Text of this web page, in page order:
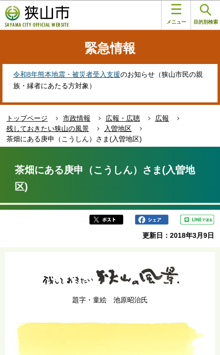
の
ペ
す
メニュー 目的別検索
緊急情報
令和8年熊本地震・被災者受入支援のお知らせ（狭山市民の親
族・縁者にあたる方対象）
トップページ 市政情報 広報・広聴
広報
残しておきたい狭山の風景
入曽地区
茶畑にある庚申（こうしん）さま(入曽地区)
ら
茶畑にある庚申（こうしん）さま(入曽地
区)
更新日：2018年3月9日
題字・童絵 池原昭治氏